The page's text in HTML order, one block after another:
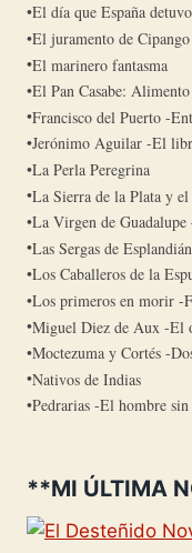
El día que España
El juramento de
El marinero fantasma
El Pan Casabe:
Francisco del Puerto -
Jerónimo Aguilar -El
La Perla Peregrina
La Sierra de la Plata y
La Virgen de
Las Sergas de
Los Caballeros de la
Los primeros en morir -
Miguel Diez de Aux -El
Moctezuma y Cortés -
Nativos de Indias
Pedrarias -El hombre
**MI ÚLTIMA